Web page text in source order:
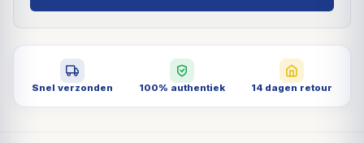
Snel verzonden 100% authentiek 14 dagen retour